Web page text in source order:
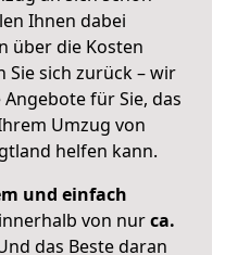
Ihnen dabei
über die Kosten
Sie sich zurück – wir
für Sie, das
Umzug von
helfen kann.
und einfach
von nurca.
das Beste daran